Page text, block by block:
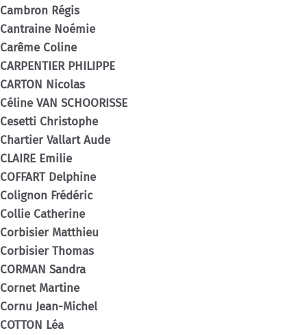
Cambron Régis
Cantraine Noémie
Carême Coline
CARPENTIER PHILIPPE
CARTON Nicolas
Céline VAN SCHOORISSE
Cesetti Christophe
Chartier Vallart Aude
CLAIRE Emilie
COFFART Delphine
Colignon Frédéric
Collie Catherine
Corbisier Matthieu
Corbisier Thomas
CORMAN Sandra
Cornet Martine
Cornu Jean-Michel
COTTON Léa